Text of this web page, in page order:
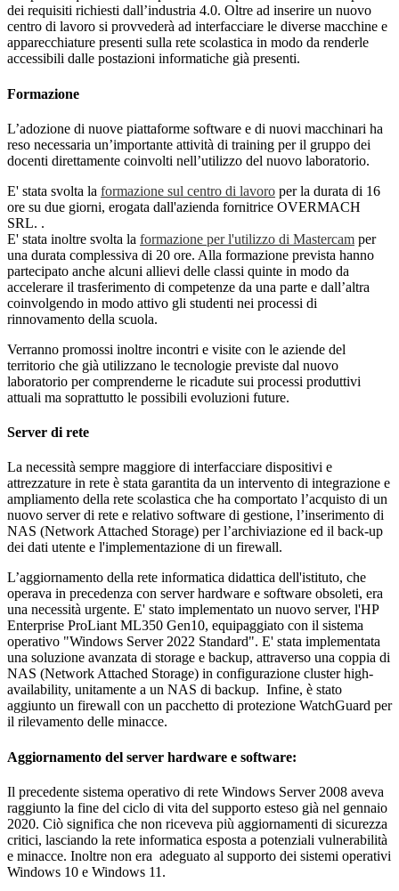
dei requisiti richiesti dall’industria 4.0. Oltre ad inserire un nuovo
centro di lavoro si provvederà ad interfacciare le diverse macchine e
apparecchiature presenti sulla rete scolastica in modo da renderle
accessibili dalle postazioni informatiche già presenti.
Formazione
L’adozione di nuove piattaforme software e di nuovi macchinari ha
reso necessaria un’importante attività di training per il gruppo dei
docenti direttamente coinvolti nell’utilizzo del nuovo laboratorio.
E' stata svolta la formazione sul centro di lavoro per la durata di 16
ore su due giorni, erogata dall'azienda fornitrice OVERMACH
SRL. .
E' stata inoltre svolta la formazione per l'utilizzo di Mastercam per
una durata complessiva di 20 ore. Alla formazione prevista hanno
partecipato anche alcuni allievi delle classi quinte in modo da
accelerare il trasferimento di competenze da una parte e dall’altra
coinvolgendo in modo attivo gli studenti nei processi di
rinnovamento della scuola.
Verranno promossi inoltre incontri e visite con le aziende del
territorio che già utilizzano le tecnologie previste dal nuovo
laboratorio per comprenderne le ricadute sui processi produttivi
attuali ma soprattutto le possibili evoluzioni future.
Server di rete
La necessità sempre maggiore di interfacciare dispositivi e
attrezzature in rete è stata garantita da un intervento di integrazione e
ampliamento della rete scolastica che ha comportato l’acquisto di un
nuovo server di rete e relativo software di gestione, l’inserimento di
NAS (Network Attached Storage) per l’archiviazione ed il back-up
dei dati utente e l'implementazione di un firewall.
L’aggiornamento della rete informatica didattica dell'istituto, che
operava in precedenza con server hardware e software obsoleti, era
una necessità urgente. E' stato implementato un nuovo server, l'HP
Enterprise ProLiant ML350 Gen10, equipaggiato con il sistema
operativo "Windows Server 2022 Standard". E' stata implementata
una soluzione avanzata di storage e backup, attraverso una coppia di
NAS (Network Attached Storage) in configurazione cluster high-
availability, unitamente a un NAS di backup. Infine, è stato
aggiunto un firewall con un pacchetto di protezione WatchGuard per
il rilevamento delle minacce.
Aggiornamento del server hardware e software:
Il precedente sistema operativo di rete Windows Server 2008 aveva
raggiunto la fine del ciclo di vita del supporto esteso già nel gennaio
2020. Ciò significa che non riceveva più aggiornamenti di sicurezza
critici, lasciando la rete informatica esposta a potenziali vulnerabilità
e minacce. Inoltre non era adeguato al supporto dei sistemi operativi
Windows 10 e Windows 11.